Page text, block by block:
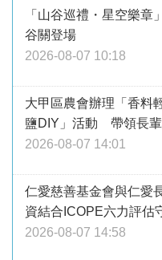
「山谷巡禮・星空樂
谷關登場
2026-08-07 10:18
大甲區農會辦理「香料
鹽DIY」活動 帶領長
2026-08-07 14:01
仁愛慈善基金會與仁
資結合ICOPE六力評估
2026-08-07 14:58